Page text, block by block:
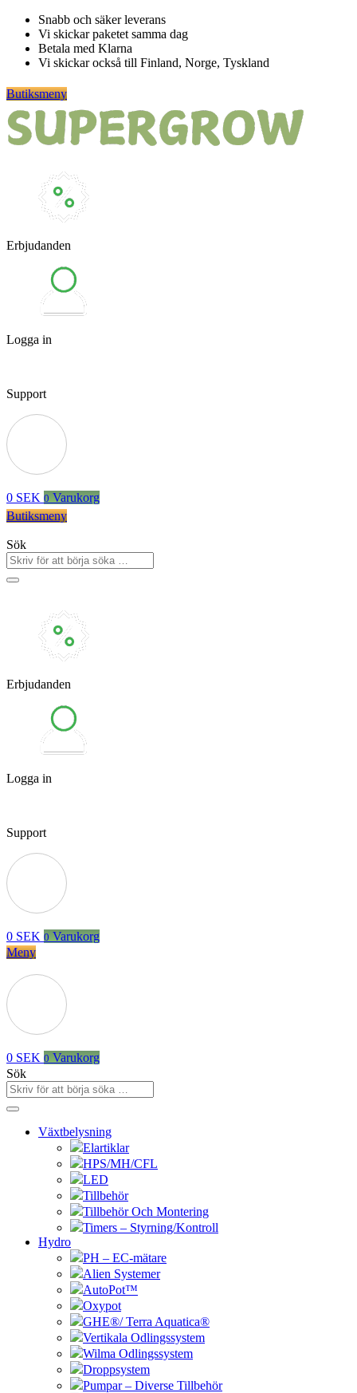
Hoppa
innehåll
Snabb och säker leverans
Vi skickar paketet samma dag
Betala med Klarna
Vi skickar också till Finland, Norge, Tyskland
Butiksmeny
Erbjudanden
Logga in
Support
0 SEK 0 Varukorg
Butiksmeny
Sök
Erbjudanden
Logga in
Support
0 SEK 0 Varukorg
Meny
0 SEK 0 Varukorg
Sök
Växtbelysning
Elartiklar
HPS/MH/CFL
LED
Tillbehör
Tillbehör Och Montering
Timers – Styrning/Kontroll
Hydro
PH – EC-mätare
Alien Systemer
AutoPot™
Oxypot
GHE®/ Terra Aquatica®
Vertikala Odlingssystem
Wilma Odlingssystem
Droppsystem
Pumpar – Diverse Tillbehör